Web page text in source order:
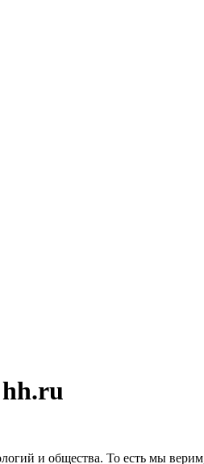
hh.ru
и общества. То есть мы